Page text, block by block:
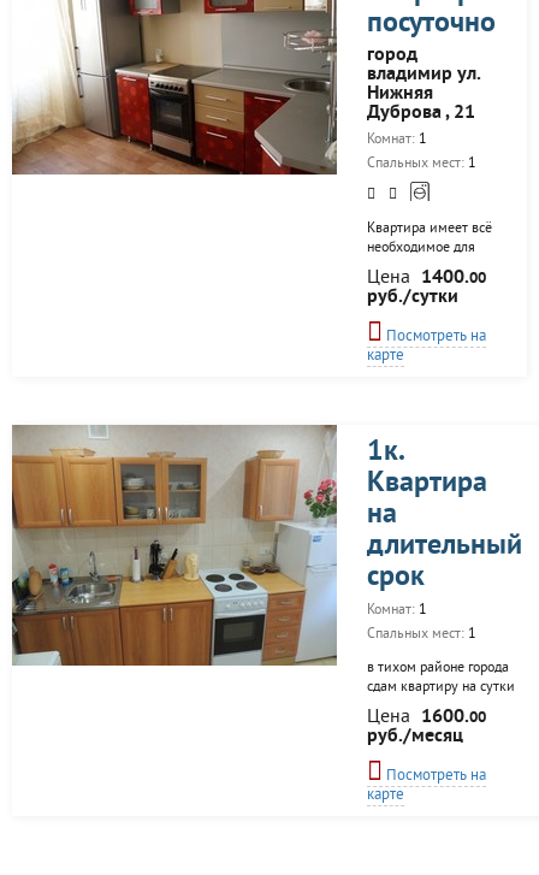
панорамным видом
и дизайнерски-
организованным
пространством. В
прихожей
гардеробный шкаф-
купэ, комод.
Гостиная с большим
плоским
телевизором,
кабельными...
посуточно
город
владимир ул.
Нижняя
Дуброва , 21
Комнат: 1
Спальных мест: 1
Квартира имеет всё
необходимое для
комфортного
проживания:
оборудованная
кухня, удобные
спальные места,
чистое постельное
интернет, ТВ
кабельное. Выгодное
расположение дома:
близко до центра
города, удобный
выезд на основную
трассу во все
направления. Рядом
огромный
природный парк с
лыжной трассой,
прогулками и
оборудованной
детской...
Цена 1400.00
руб./сутки
Посмотреть на
карте
1к.
Квартира
на
длительный
срок
Комнат: 1
Спальных мест: 1
в тихом районе города
сдам квартиру на сутки
со всем необходимым
для комфортного
проживания
Цена 1600.00
руб./месяц
Посмотреть на
карте